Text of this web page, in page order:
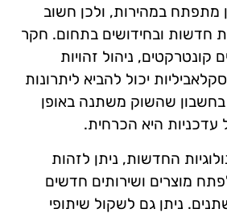
מתפתח במהירות, ולכן חשוב
חדשות ובחידושים בתחום. חקר
קונטרקטים, ניהול זהויות
יכול להביא ליתרונות
שהשוק משתנה באופן
עדכניות היא הכרחית.
החדשות, ניתן לזהות
מוצרים ושירותים חדשים
ניתן גם לשקול שיתופי